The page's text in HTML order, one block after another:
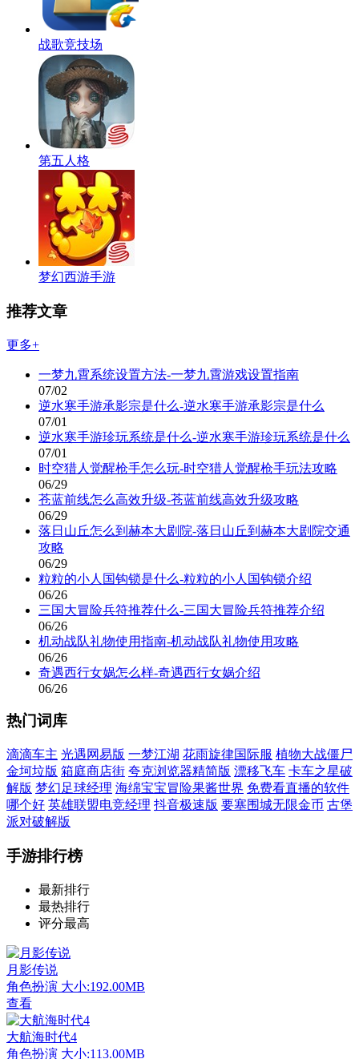
战歌竞技场
第五人格
梦幻西游手游
推荐文章
更多+
一梦九霄系统设置方法-一梦九霄游戏设置指南
07/02
逆水寒手游承影宗是什么-逆水寒手游承影宗是什么
07/01
逆水寒手游珍玩系统是什么-逆水寒手游珍玩系统是什么
07/01
时空猎人觉醒枪手怎么玩-时空猎人觉醒枪手玩法攻略
06/29
苍蓝前线怎么高效升级-苍蓝前线高效升级攻略
06/29
落日山丘怎么到赫本大剧院-落日山丘到赫本大剧院交通
攻略
06/29
粒粒的小人国钩锁是什么-粒粒的小人国钩锁介绍
06/26
三国大冒险兵符推荐什么-三国大冒险兵符推荐介绍
06/26
机动战队礼物使用指南-机动战队礼物使用攻略
06/26
奇遇西行女娲怎么样-奇遇西行女娲介绍
06/26
热门词库
滴滴车主 光遇网易版 一梦江湖 花雨旋律国际服 植物大战僵尸
金坷垃版 箱庭商店街 夸克浏览器精简版 漂移飞车 卡车之星破
解版 梦幻足球经理 海绵宝宝冒险果酱世界 免费看直播的软件
哪个好 英雄联盟电竞经理 抖音极速版 要塞围城无限金币 古堡
派对破解版
手游排行榜
最新排行
最热排行
评分最高
月影传说
角色扮演 大小:192.00MB
查看
大航海时代4
角色扮演 大小:113.00MB